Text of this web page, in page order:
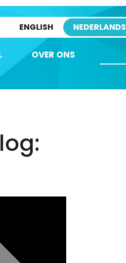
ENGLISH NEDERLANDS
OVER ONS